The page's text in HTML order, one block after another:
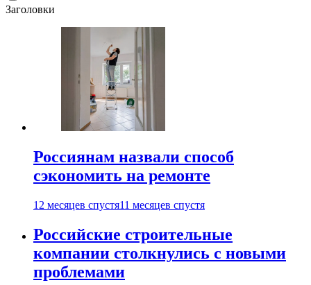
Заголовки
Россиянам назвали способ
сэкономить на ремонте
12 месяцев спустя11 месяцев спустя
Российские строительные
компании столкнулись с новыми
проблемами